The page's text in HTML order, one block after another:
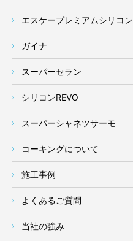
エスケープレミアムシリコン
ガイナ
スーパーセラン
シリコンREVO
スーパーシャネツサーモ
コーキングについて
施工事例
よくあるご質問
当社の強み